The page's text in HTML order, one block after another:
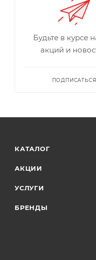
Будьте в курсе
акций и
ПОДПИСАТЬСЯ
КАТАЛОГ
АКЦИИ
УСЛУГИ
БРЕНДЫ